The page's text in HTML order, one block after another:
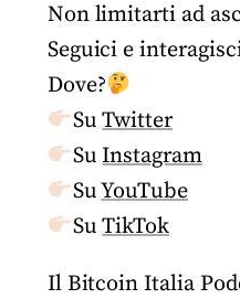
Non limitarti ad
Seguici e
Dove?
SuTwitter
SuInstagram
SuYouTube
SuTikTok
Il Bitcoin Italia